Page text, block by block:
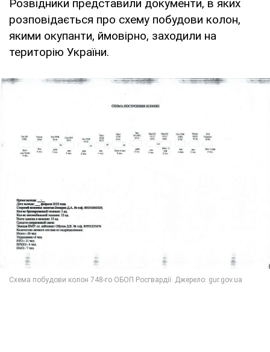
Розвідники представили документи, в яких
розповідається про схему побудови колон,
якими окупанти, ймовірно, заходили на
територію України.